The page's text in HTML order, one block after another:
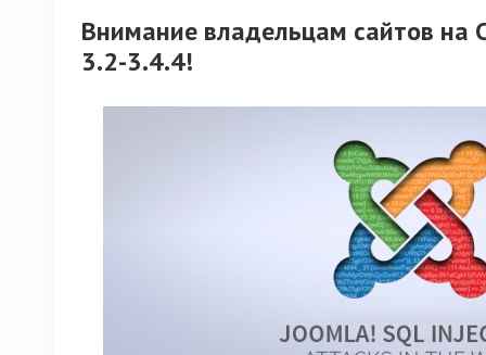
Внимание владельцам сайтов на
3.2-3.4.4!